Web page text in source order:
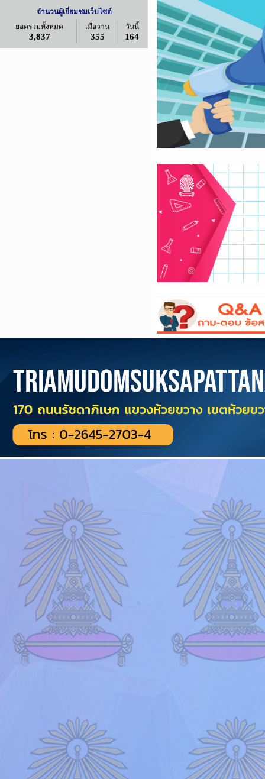
จำนวนผู้เยี่ยมชมเว็บไซต์
ยอดรวมทั้งหมด
3,837
เมื่อวาน
355
วันนี้
164